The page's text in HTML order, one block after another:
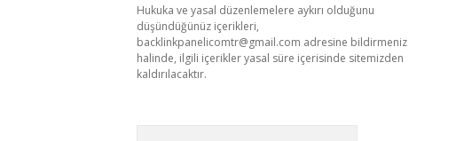
Hukuka ve yasal düzenlemelere aykırı olduğunu
düşündüğünüz içerikleri,
backlinkpanelicomtr@gmail.com adresine bildirmeniz
halinde, ilgili içerikler yasal süre içerisinde sitemizden
kaldırılacaktır.